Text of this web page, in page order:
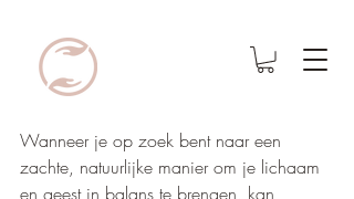
Wanneer je op zoek bent naar een
zachte, natuurlijke manier om je lichaam
en geest in balans te brengen, kan